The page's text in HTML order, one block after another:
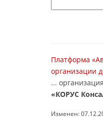
Платформа
организации
...
«КОРУС
Изменен: